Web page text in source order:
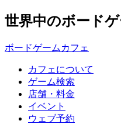
世界中のボード
ボードゲームカフェ
カフェについて
ゲーム検索
店舗・料金
イベント
ウェブ予約